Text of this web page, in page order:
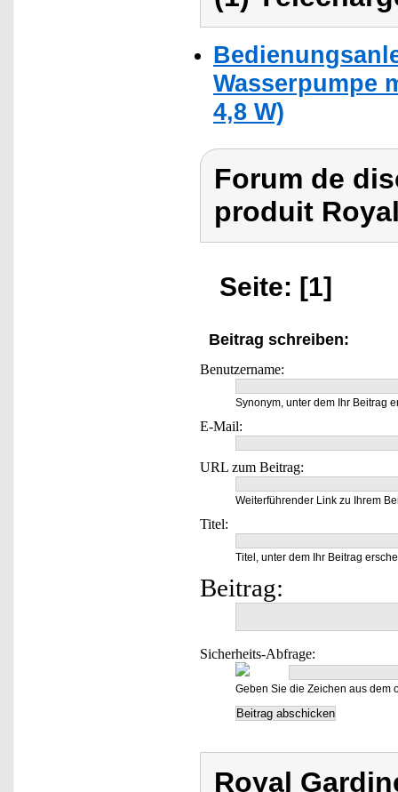
Wasserpumpe
4,8 W)
Forum de
produit
Seite: [1]
Beitrag schreiben:
Benutzername:
Synonym, unter dem Ihr Beitrag
E-Mail:
URL zum Beitrag:
Weiterführender Link zu Ihrem
Titel:
Titel, unter dem Ihr Beitrag
Beitrag:
Sicherheits-Abfrage:
Geben Sie die Zeichen aus dem
Royal